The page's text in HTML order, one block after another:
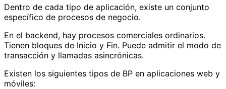
Dentro de cada tipo de aplicación, existe un conjunto
específico de procesos de negocio.
En el backend, hay procesos comerciales ordinarios.
Tienen bloques de Inicio y Fin. Puede admitir el modo de
transacción y llamadas asincrónicas.
Existen los siguientes tipos de BP en aplicaciones web y
móviles: